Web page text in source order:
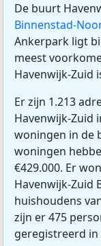
De buurt
Binnenstad-
Ankerpark ligt
meest
Havenwijk-Zuid
Er zijn 1.213
Havenwijk-Zuid
woningen in de
woningen
€429.000. Er
Havenwijk-Zuid
huishoudens
zijn er 475
geregistreerd